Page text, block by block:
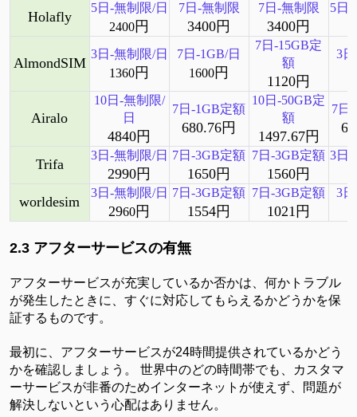
Holafly
5日 -無制限/日
2400円
7日-無制限
3400円
7日-無制限
3400円
5日
AlmondSIM
3日-無制限/日
1360円
7日-1GB/日
1600円
7日-15GB定
額
1120円
3
Airalo
10日-無制限/
日
4840円
7日-1GB定額
680.76円
10日-50GB定
額
1497.67円
7日
Trifa
3日-無制限/日
2990円
7日-3GB定額
1650円
7日-3GB定額
1560円
3日-
worldesim
3日-無制限/日
2960円
7日-3GB定額
1554円
7日-3GB定額
1021円
3
2.3 アフターサービスの有無
アフターサービスが充実しているか否かは、何かトラブル
が発生したときに、すぐに対応してもらえるかどうかを保
証するものです。
最初に、アフターサービスが24時間提供されているかどう
かを確認しましょう。 世界中のどの時間帯でも、カスタマ
ーサービスが非番のためインターネットが使えず、問題が
解決しないという心配はありません。